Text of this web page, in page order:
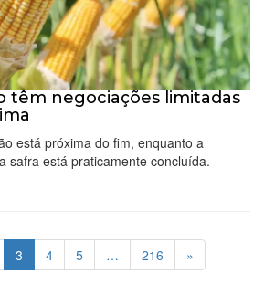
têm negociações limitadas
está próxima do fim, enquanto a
safra está praticamente concluída.
3 4 5 … 216 »